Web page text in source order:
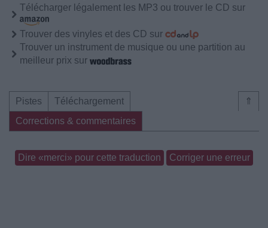
Télécharger légalement les MP3 ou trouver le CD sur
Trouver des vinyles et des CD sur
Trouver un instrument de musique ou une partition au
meilleur prix sur
⇑
Pistes
Téléchargement
Corrections & commentaires
Dire «merci» pour cette traduction Corriger une erreur